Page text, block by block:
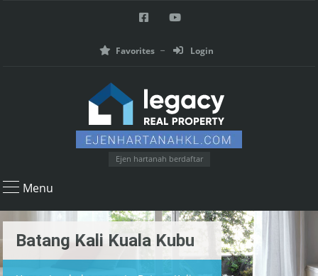
Favorites Login
Ejen hartanah berdaftar
Menu
Batang Kali Kuala Kubu